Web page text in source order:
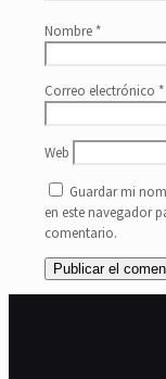
Nombre *
Correo electrónico *
Web
Guardar mi
en este navegador
comentario.